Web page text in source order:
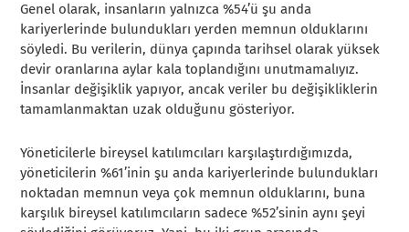
Genel olarak, insanların yalnızca %54’ü şu anda
kariyerlerinde bulundukları yerden memnun olduklarını
söyledi. Bu verilerin, dünya çapında tarihsel olarak yüksek
devir oranlarına aylar kala toplandığını unutmamalıyız.
İnsanlar değişiklik yapıyor, ancak veriler bu değişikliklerin
tamamlanmaktan uzak olduğunu gösteriyor.
Yöneticilerle bireysel katılımcıları karşılaştırdığımızda,
yöneticilerin %61’inin şu anda kariyerlerinde bulundukları
noktadan memnun veya çok memnun olduklarını, buna
karşılık bireysel katılımcıların sadece %52’sinin aynı şeyi